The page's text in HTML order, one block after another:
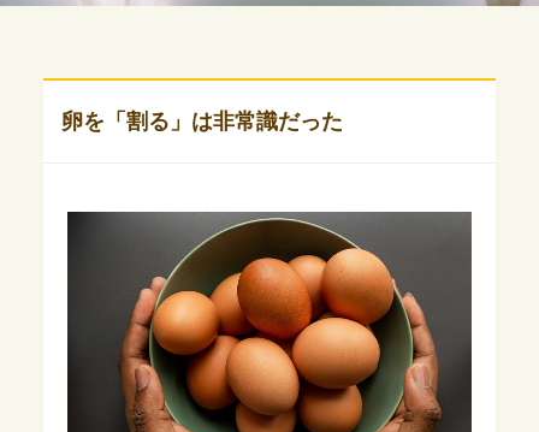
卵を「割る」は非常識だった